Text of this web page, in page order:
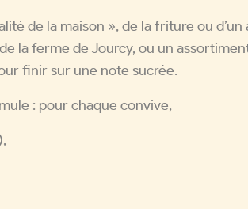
de la maison », de la friture ou
la ferme de Jourcy, ou un
finir sur une note sucrée.
: pour chaque convive,